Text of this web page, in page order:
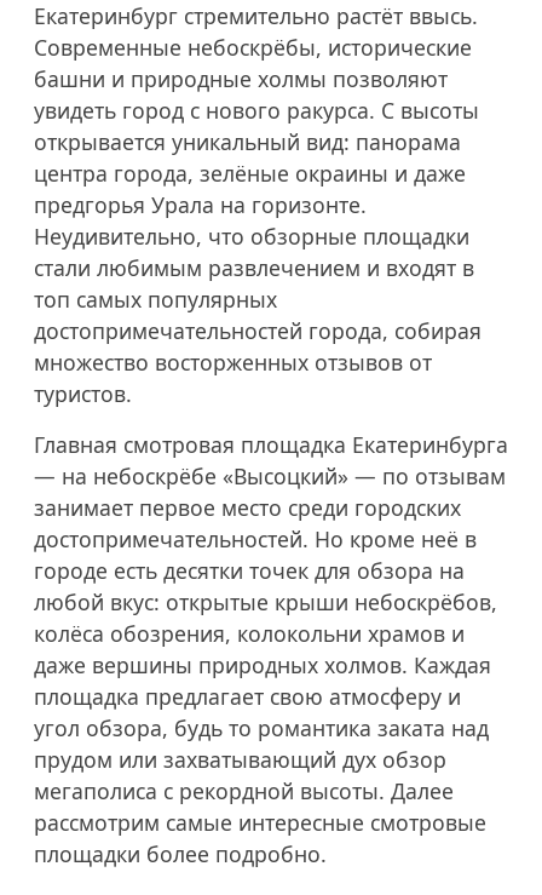
Екатеринбург стремительно растёт ввысь.
Современные небоскрёбы, исторические
башни и природные холмы позволяют
увидеть город с нового ракурса. С высоты
открывается уникальный вид: панорама
центра города, зелёные окраины и даже
предгорья Урала на горизонте.
Неудивительно, что обзорные площадки
стали любимым развлечением и входят в
топ самых популярных
достопримечательностей города, собирая
множество восторженных отзывов от
туристов.
Главная смотровая площадка Екатеринбурга
— на небоскрёбе «Высоцкий» — по отзывам
занимает первое место среди городских
достопримечательностей. Но кроме неё в
городе есть десятки точек для обзора на
любой вкус: открытые крыши небоскрёбов,
колёса обозрения, колокольни храмов и
даже вершины природных холмов. Каждая
площадка предлагает свою атмосферу и
угол обзора, будь то романтика заката над
прудом или захватывающий дух обзор
мегаполиса с рекордной высоты. Далее
рассмотрим самые интересные смотровые
площадки более подробно.